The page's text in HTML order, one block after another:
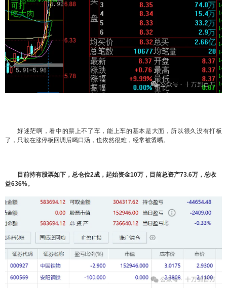
好迷茫啊，看中的票上不了车，能上车的基本是大面，所以很久没有打板
了，只敢在涨停板回调后喝口汤，也依然很难，经常被烫嘴。
目前持有股票如下，总仓位2成，起始资金10万，目前总资产73.6万，总收
益636%。